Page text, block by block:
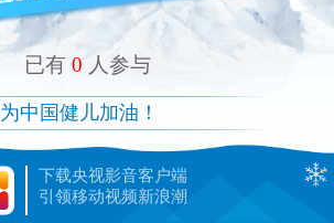
已有0 人参与
为中国健儿加油！
下载央视影音客户端
引领移动视频新浪潮